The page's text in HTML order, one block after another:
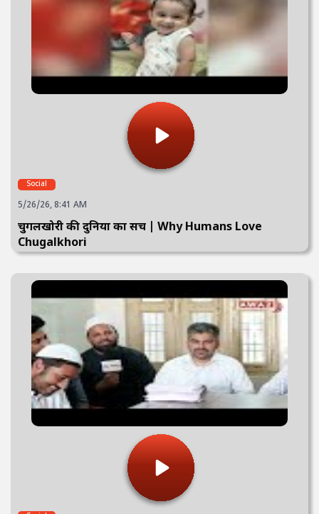
Social
5/26/26, 8:41 AM
चुगलखोरी की दुनिया का सच | Why Humans Love
Chugalkhori